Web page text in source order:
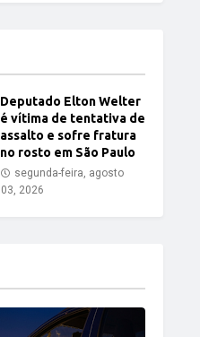
Deputado Elton Welter
é vítima de tentativa de
assalto e sofre fratura
no rosto em São Paulo
segunda-feira, agosto
03, 2026